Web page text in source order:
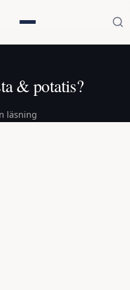
& potatis?
läsning